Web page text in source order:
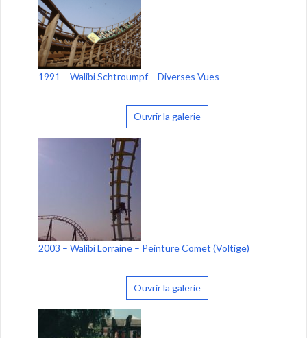
1991 – Walibi Schtroumpf – Diverses Vues
Ouvrir la galerie
2003 – Walibi Lorraine – Peinture Comet (Voltige)
Ouvrir la galerie